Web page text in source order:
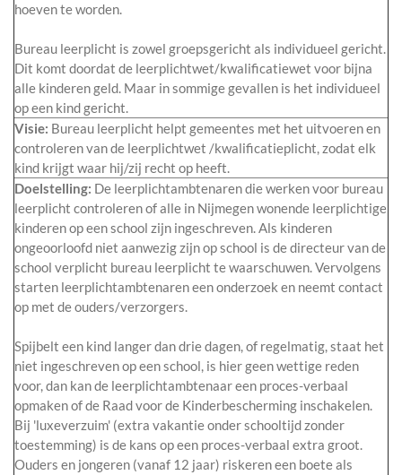
hoeven te worden.
Bureau leerplicht is zowel groepsgericht als individueel gericht.
Dit komt doordat de leerplichtwet/kwalificatiewet voor bijna
alle kinderen geld. Maar in sommige gevallen is het individueel
op een kind gericht.
Visie: Bureau leerplicht helpt gemeentes met het uitvoeren en
controleren van de leerplichtwet /kwalificatieplicht, zodat elk
kind krijgt waar hij/zij recht op heeft.
Doelstelling: De leerplichtambtenaren die werken voor bureau
leerplicht controleren of alle in Nijmegen wonende leerplichtige
kinderen op een school zijn ingeschreven. Als kinderen
ongeoorloofd niet aanwezig zijn op school is de directeur van de
school verplicht bureau leerplicht te waarschuwen. Vervolgens
starten leerplichtambtenaren een onderzoek en neemt contact
op met de ouders/verzorgers.
Spijbelt een kind langer dan drie dagen, of regelmatig, staat het
niet ingeschreven op een school, is hier geen wettige reden
voor, dan kan de leerplichtambtenaar een proces-verbaal
opmaken of de Raad voor de Kinderbescherming inschakelen.
Bij 'luxeverzuim' (extra vakantie onder schooltijd zonder
toestemming) is de kans op een proces-verbaal extra groot.
Ouders en jongeren (vanaf 12 jaar) riskeren een boete als